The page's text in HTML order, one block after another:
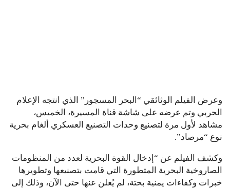
وعرض الفيلم الوثائقي “البحر المسجور” الذي انتجه الإعلام
الحربي وتم عرضه على شاشة قناة المسيرة، الخميس،
مشاهد لأول مرة لتصنيع وحدات التصنيع العسكري ألغام بحرية
نوع “مرصاد”.
وكشف الفيلم عن “إدخال القوة البحرية لعدد من المنظومات
الصاروخية البحرية المتطورة التي قامت بتصنيعها وتطويرها
خبرات وكفاءات يمنية بحتة، لم يُعلن عنها حتى الآن، وذلك إلى